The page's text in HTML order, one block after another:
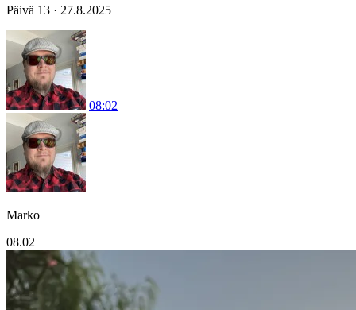
Päivä 13 · 27.8.2025
08:02
Marko
08.02